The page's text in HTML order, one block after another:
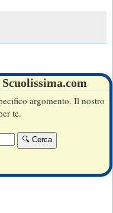
argomento. Il nostro
te.